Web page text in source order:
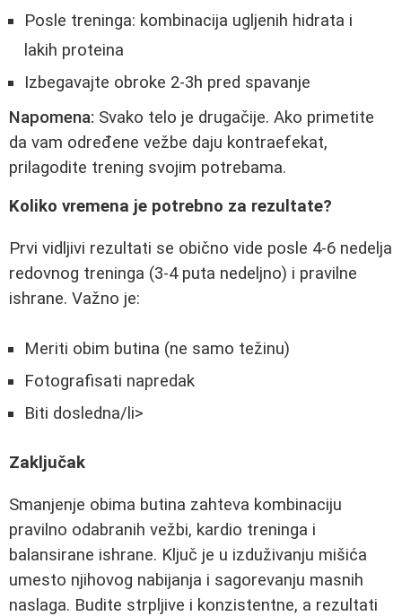
Posle treninga: kombinacija ugljenih hidrata i
lakih proteina
Izbegavajte obroke 2-3h pred spavanje
Napomena: Svako telo je drugačije. Ako primetite
da vam određene vežbe daju kontraefekat,
prilagodite trening svojim potrebama.
Koliko vremena je potrebno za rezultate?
Prvi vidljivi rezultati se obično vide posle 4-6 nedelja
redovnog treninga (3-4 puta nedeljno) i pravilne
ishrane. Važno je:
Meriti obim butina (ne samo težinu)
Fotografisati napredak
Biti dosledna/li>
Zaključak
Smanjenje obima butina zahteva kombinaciju
pravilno odabranih vežbi, kardio treninga i
balansirane ishrane. Ključ je u izduživanju mišića
umesto njihovog nabijanja i sagorevanju masnih
naslaga. Budite strpljive i konzistentne, a rezultati